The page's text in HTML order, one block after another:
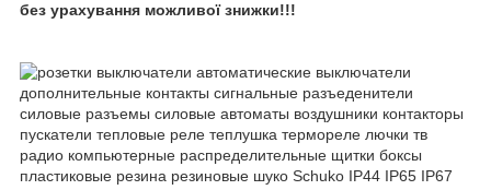
без урахування можливої знижки!!!